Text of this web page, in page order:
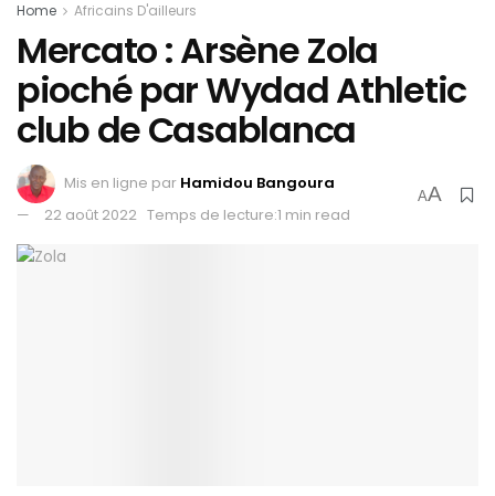
Home Africains D'ailleurs
Mercato : Arsène Zola
pioché par Wydad Athletic
club de Casablanca
Mis en ligne par Hamidou Bangoura
22 août 2022 Temps de lecture:1 min read
AA